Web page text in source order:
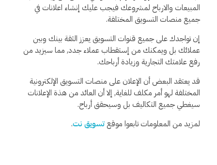
المبيعات والارباح لمشروعك فيجب عليك إنشاء اعلانات في
جميع منصات التسويق المختلفة.
إن تواجدك على جميع قنوات التسويق يعزز الثقة بينك وبين
عملائك بل ويمكنك من إستقطاب عملاء جدد, مما سيزيد من
رفع علامتك التجارية وزيادة أرباحك.
قد يعتقد البعض أن الإعلان على منصات التسويق الإلكترونية
المختلفة لهو أمر مكلف للغاية, إلا أن العائد من هذة الإعلانات
سيغطي جميع التكاليف بل وسيحقق أرباح.
لمزيد من المعلومات تابعوا موقعتسويق نت.